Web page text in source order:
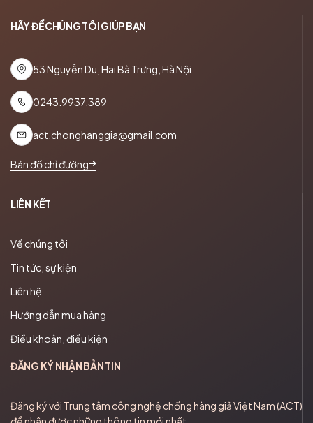
HÃY ĐỂ CHÚNG TÔI GIÚP BẠN
53 Nguyễn Du, Hai Bà Trưng, Hà Nội
0243.9937.389
act.chonghanggia@gmail.com
Bản đồ chỉ đường
LIÊN KẾT
Về chúng tôi
Tin tức, sự kiện
Liên hệ
Hướng dẫn mua hàng
Điều khoản, điều kiện
ĐĂNG KÝ NHẬN BẢN TIN
Đăng ký với Trung tâm công nghệ chống hàng giả Việt Nam (ACT)